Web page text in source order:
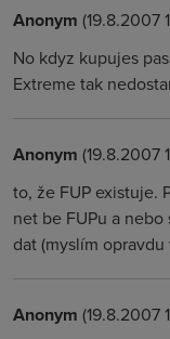
Anonym (19.8.2007
No kdyz kupujes
Extreme tak
Anonym (19.8.2007
to, že FUP existuje.
net be FUPu a
dat (myslím
Anonym (19.8.2007